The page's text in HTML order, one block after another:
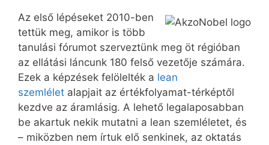
Az első lépéseket 2010-ben
tettük meg, amikor is több
tanulási fórumot szerveztünk meg öt régióban
az ellátási láncunk 180 felső vezetője számára.
Ezek a képzések felölelték a lean
szemlélet alapjait az értékfolyamat-térképtől
kezdve az áramlásig. A lehető legalaposabban
be akartuk nekik mutatni a lean szemléletet, és
– miközben nem írtuk elő senkinek, az oktatás